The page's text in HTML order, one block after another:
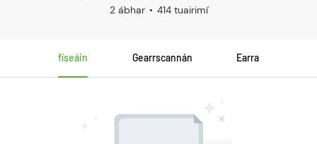
2 ábhar 414 tuairimí
físeáin Gearrscannán Earra